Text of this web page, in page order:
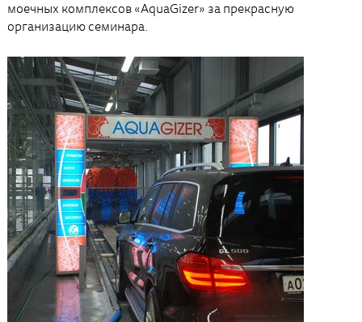
моечных комплексов «AquaGizer» за прекрасную
организацию семинара.